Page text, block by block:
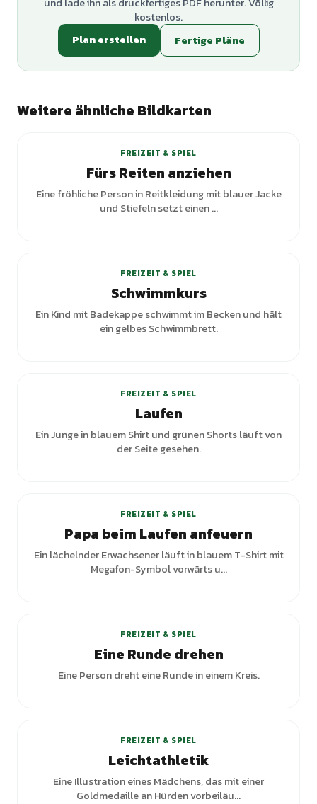
kostenlos.
Plan erstellen
Fertige Pläne
Weitere ähnliche Bildkarten
FREIZEIT & SPIEL
Fürs Reiten anziehen
Eine fröhliche Person in Reitkleidung mit blauer Jacke
und Stiefeln setzt einen ...
FREIZEIT & SPIEL
Schwimmkurs
Ein Kind mit Badekappe schwimmt im Becken und hält
ein gelbes Schwimmbrett.
FREIZEIT & SPIEL
Laufen
Ein Junge in blauem Shirt und grünen Shorts läuft von
der Seite gesehen.
FREIZEIT & SPIEL
Papa beim Laufen anfeuern
Ein lächelnder Erwachsener läuft in blauem T-Shirt mit
Megafon-Symbol vorwärts u...
FREIZEIT & SPIEL
Eine Runde drehen
Eine Person dreht eine Runde in einem Kreis.
FREIZEIT & SPIEL
Leichtathletik
Eine Illustration eines Mädchens, das mit einer
Goldmedaille an Hürden vorbeiläu...